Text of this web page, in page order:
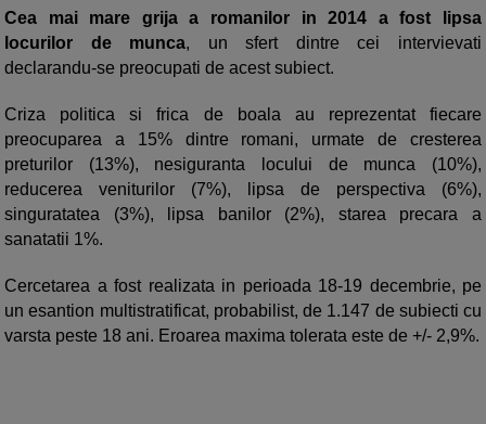
Cea mai mare grija a romanilor in 2014 a fost lipsa
locurilor de munca, un sfert dintre cei intervievati
declarandu-se preocupati de acest subiect.
Criza politica si frica de boala au reprezentat fiecare
preocuparea a 15% dintre romani, urmate de cresterea
preturilor (13%), nesiguranta locului de munca (10%),
reducerea veniturilor (7%), lipsa de perspectiva (6%),
singuratatea (3%), lipsa banilor (2%), starea precara a
sanatatii 1%.
Cercetarea a fost realizata in perioada 18-19 decembrie, pe
un esantion multistratificat, probabilist, de 1.147 de subiecti cu
varsta peste 18 ani. Eroarea maxima tolerata este de +/- 2,9%.